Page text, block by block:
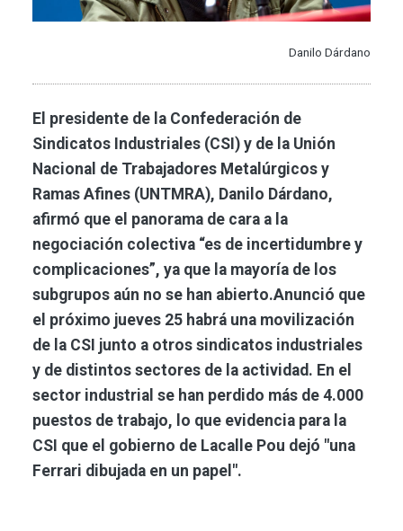
Danilo Dárdano
El presidente de la Confederación de
Sindicatos Industriales (CSI) y de la Unión
Nacional de Trabajadores Metalúrgicos y
Ramas Afines (UNTMRA), Danilo Dárdano,
afirmó que el panorama de cara a la
negociación colectiva “es de incertidumbre y
complicaciones”, ya que la mayoría de los
subgrupos aún no se han abierto.Anunció que
el próximo jueves 25 habrá una movilización
de la CSI junto a otros sindicatos industriales
y de distintos sectores de la actividad. En el
sector industrial se han perdido más de 4.000
puestos de trabajo, lo que evidencia para la
CSI que el gobierno de Lacalle Pou dejó "una
Ferrari dibujada en un papel".